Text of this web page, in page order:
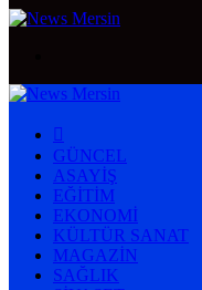
...
GÜNCEL
ASAYIŞ
EĞITIM
EKONOMI
KÜLTÜR SANAT
MAGAZIN
SAĞLIK